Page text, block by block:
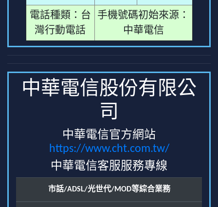
電話種類：台
灣行動電話
手機號碼初始來源：
中華電信
中華電信股份有限公
司
中華電信官方網站
https://www.cht.com.tw/
中華電信客服服務專線
市話/ADSL/光世代/MOD等綜合業務